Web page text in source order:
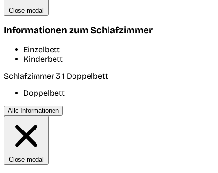
Close modal
Informationen zum Schlafzimmer
Einzelbett
Kinderbett
Schlafzimmer 3 1 Doppelbett
Doppelbett
Alle Informationen
Close modal